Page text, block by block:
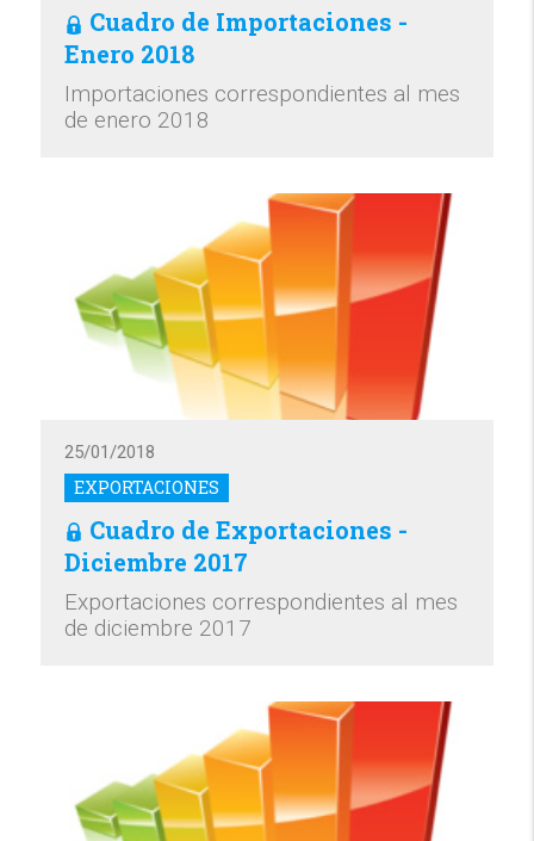
Cuadro de Importaciones -
Enero 2018
Importaciones correspondientes al mes
de enero 2018
EXPORTACIONES
25/01/2018
Cuadro de Exportaciones -
Diciembre 2017
Exportaciones correspondientes al mes
de diciembre 2017